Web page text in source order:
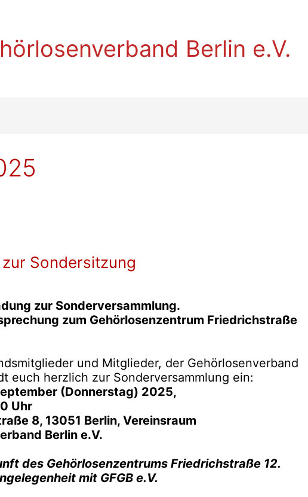
Berlin e.V.
Sondersitzung
zur Sonderversammlung.
zum Gehörlosenzentrum Friedrichstraße
und Mitglieder, der Gehörlosenverband
euch herzlich zur Sonderversammlung ein:
(Donnerstag) 2025,
Uhr
8, 13051 Berlin, Vereinsraum
Berlin e.V.
des Gehörlosenzentrums Friedrichstraße 12.
mit GFGB e.V.